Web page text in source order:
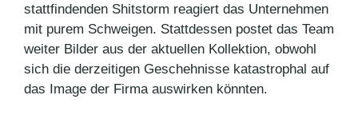
stattfindenden Shitstorm reagiert das Unternehmen
mit purem Schweigen. Stattdessen postet das Team
weiter Bilder aus der aktuellen Kollektion, obwohl
sich die derzeitigen Geschehnisse katastrophal auf
das Image der Firma auswirken könnten.